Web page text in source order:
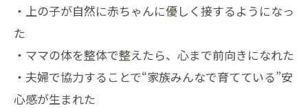
・上の子が自然に赤ちゃんに優しく接するようになっ
た
・ママの体を整体で整えたら、心まで前向きになれた
・夫婦で協力することで“家族みんなで育てている”安
心感が生まれた